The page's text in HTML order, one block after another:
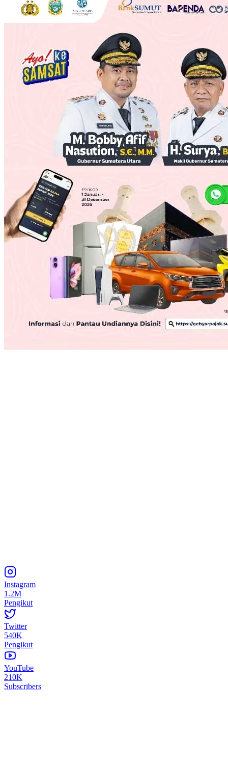
Instagram
1.2M
Pengikut
Twitter
540K
Pengikut
YouTube
210K
Subscribers